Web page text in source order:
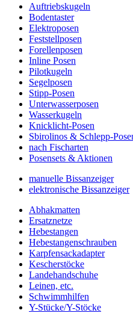
Auftriebskugeln
Bodentaster
Elektroposen
Feststellposen
Forellenposen
Inline Posen
Pilotkugeln
Segelposen
Stipp-Posen
Unterwasserposen
Wasserkugeln
Knicklicht-Posen
Sbirolinos & Schlepp-
nach Fischarten
Posensets & Aktionen
manuelle Bissanzeiger
elektronische Bissanzeiger
Abhakmatten
Ersatznetze
Hebestangen
Hebestangenschrauben
Karpfensackadapter
Kescherstöcke
Landehandschuhe
Leinen, etc.
Schwimmhilfen
Y-Stücke/Y-Stöcke